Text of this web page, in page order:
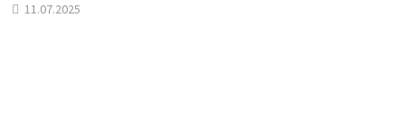
11.07.2025